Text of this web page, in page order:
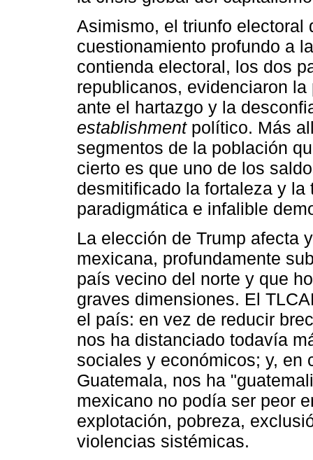
Asimismo, el triunfo electoral
cuestionamiento profundo a
contienda electoral, los dos
republicanos, evidenciaron
ante el hartazgo y la
establishmentpolítico. Más
segmentos de la población
cierto es que uno de los
desmitificado la fortaleza y
paradigmática e infalible
La elección de Trump afecta
mexicana, profundamente
país vecino del norte y que
graves dimensiones. El
el país: en vez de reducir
nos ha distanciado todavía
sociales y económicos; y, en
Guatemala, nos ha
mexicano no podía ser peor
explotación, pobreza,
violencias sistémicas.